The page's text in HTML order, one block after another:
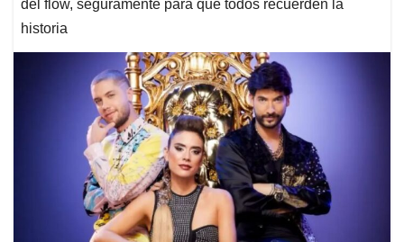
del flow, seguramente para que todos recuerden la
historia